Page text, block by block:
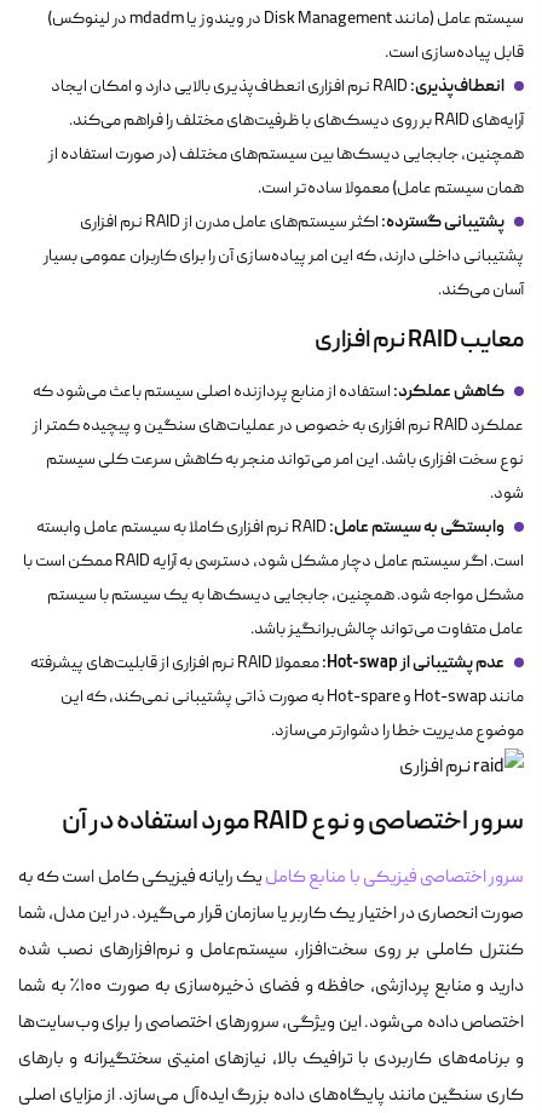
سیستم عامل (مانند Disk Management در ویندوز یا mdadm در لینوکس)
قابل پیاده‌سازی است.
انعطاف‌پذیری:
RAID نرم افزاری انعطاف‌پذیری بالایی دارد و امکان ایجاد
آرایه‌های RAID بر روی دیسک‌های با ظرفیت‌های مختلف را فراهم می‌کند.
همچنین، جابجایی دیسک‌ها بین سیستم‌های مختلف (در صورت استفاده از
همان سیستم عامل) معمولا ساده‌تر است.
پشتیبانی گسترده:
اکثر سیستم‌های عامل مدرن از RAID نرم افزاری
پشتیبانی داخلی دارند، که این امر پیاده‌سازی آن را برای کاربران عمومی بسیار
آسان می‌کند.
معایب RAID نرم افزاری
کاهش عملکرد: استفاده از منابع پردازنده اصلی سیستم باعث می‌شود که
عملکرد RAID نرم افزاری به خصوص در عملیات‌های سنگین و پیچیده کمتر از
نوع سخت افزاری باشد. این امر می‌تواند منجر به کاهش سرعت کلی سیستم
شود.
وابستگی به سیستم عامل:
RAID نرم افزاری کاملا به سیستم عامل وابسته
است. اگر سیستم عامل دچار مشکل شود، دسترسی به آرایه RAID ممکن است با
مشکل مواجه شود. همچنین، جابجایی دیسک‌ها به یک سیستم با سیستم
عامل متفاوت می‌تواند چالش‌برانگیز باشد.
عدم پشتیبانی از Hot-swap:
معمولا RAID نرم افزاری از قابلیت‌های پیشرفته
مانند Hot-swap و Hot-spare به صورت ذاتی پشتیبانی نمی‌کند، که این
موضوع مدیریت خطا را دشوارتر می‌سازد.
سرور اختصاصی و نوع RAID مورد استفاده در آن
سرور اختصاصی فیزیکی با منابع کاملیک رایانه فیزیکی کامل است که به
صورت انحصاری در اختیار یک کاربر یا سازمان قرار می‌گیرد. در این مدل، شما
کنترل کاملی بر روی سخت‌افزار، سیستم‌عامل و نرم‌افزارهای نصب شده
دارید و منابع پردازشی، حافظه و فضای ذخیره‌سازی به صورت ۱۰۰٪ به شما
اختصاص داده می‌شود. این ویژگی، سرورهای اختصاصی را برای وب‌سایت‌ها
و برنامه‌های کاربردی با ترافیک بالا، نیازهای امنیتی سختگیرانه و بارهای
کاری سنگین مانند پایگاه‌های داده بزرگ ایده‌آل می‌سازد. از مزایای اصلی